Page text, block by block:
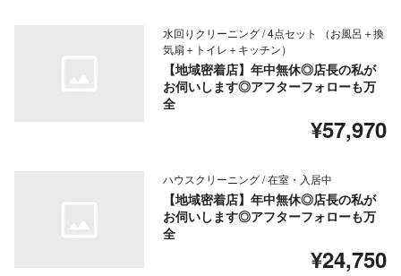
水回りクリーニング / 4点セット （お風呂＋換
気扇＋トイレ＋キッチン）
【地域密着店】年中無休◎店長の私が
お伺いします◎アフターフォローも万
全
¥57,970
ハウスクリーニング / 在室・入居中
【地域密着店】年中無休◎店長の私が
お伺いします◎アフターフォローも万
全
¥24,750